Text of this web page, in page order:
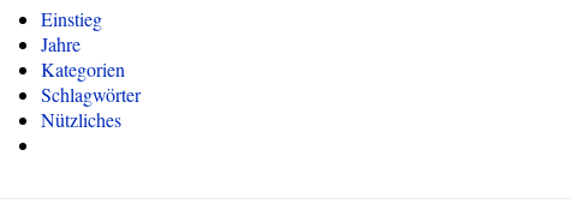
Einstieg
Jahre
Kategorien
Schlagwörter
Nützliches